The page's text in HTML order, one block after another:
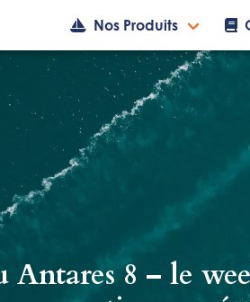
Nos Produits
Antares 8 – le